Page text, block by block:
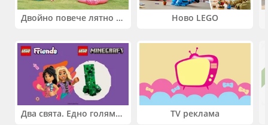
Двойно повече лятно забавление! Купи 2 продукта INTEX и вземи -33%
Два свята. Едно голямо приключение. Купи 2 продукта LEGO® Friends и/или LEGO® Minecraft и вземи -27%
Ново LEGO
TV реклама